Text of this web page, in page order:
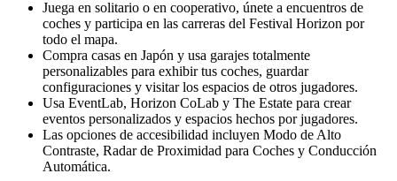
Juega en solitario o en cooperativo, únete a encuentros de
coches y participa en las carreras del Festival Horizon por
todo el mapa.
Compra casas en Japón y usa garajes totalmente
personalizables para exhibir tus coches, guardar
configuraciones y visitar los espacios de otros jugadores.
Usa EventLab, Horizon CoLab y The Estate para crear
eventos personalizados y espacios hechos por jugadores.
Las opciones de accesibilidad incluyen Modo de Alto
Contraste, Radar de Proximidad para Coches y Conducción
Automática.